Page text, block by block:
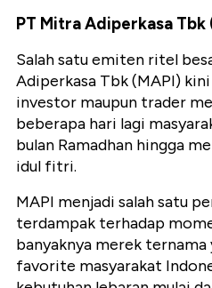
PT Mitra Adiperkasa Tbk
Salah satu emiten ritel
Adiperkasa Tbk (MAPI)
investor maupun trader
beberapa hari lagi
bulan Ramadhan hingga
idul fitri.
MAPI menjadi salah satu
terdampak terhadap
banyaknya merek
favorite masyarakat